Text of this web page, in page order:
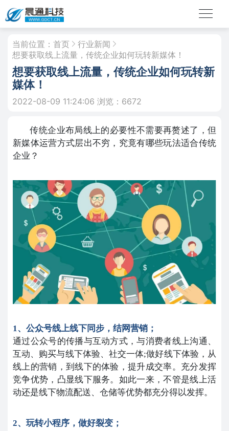
当前位置： 首页
行业新闻
想要获取线上流量，传统企业如何玩转新媒体！
想要获取线上流量，传统企业如何玩转新
媒体！
2022-08-09 11:24:06 浏览：6672
传统企业布局线上的必要性不需要再赘述了，但
新媒体运营方式层出不穷，究竟有哪些玩法适合传统
企业？
1、公众号线上线下同步，结网营销；
通过公众号的传播与互动方式，与消费者线上沟通、
互动、购买与线下体验、社交一体;做好线下体验，从
线上的营销，到线下的体验，提升成交率。 充分发挥
竞争优势，凸显线下服务。如此一来，不管是线上活
动还是线下物流配送、仓储等优势都充分得以发挥。
2、玩转小程序，做好裂变；